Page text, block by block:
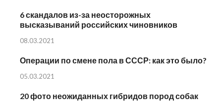
6 скандалов из-за неосторожных
высказываний российских чиновников
08.03.2021
Операции по смене пола в СССР: как это было?
05.03.2021
20 фото неожиданных гибридов пород собак